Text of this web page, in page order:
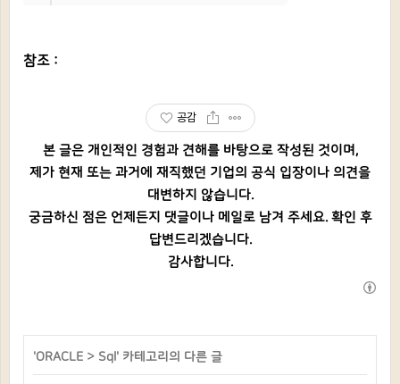
참조 :
공감
본 글은 개인적인 경험과 견해를 바탕으로 작성된 것이며,
제가 현재 또는 과거에 재직했던 기업의 공식 입장이나 의견을
대변하지 않습니다.
궁금하신 점은 언제든지 댓글이나 메일로 남겨 주세요. 확인 후
답변드리겠습니다.
감사합니다.
'ORACLE > Sql ' 카테고리의 다른 글